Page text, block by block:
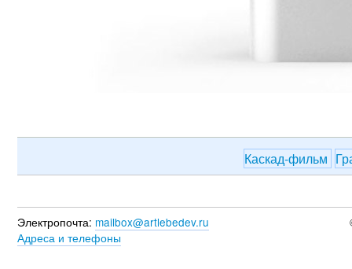
Каскад-фильм
Электропочта: mailbox@artlebedev.ru
Адреса и телефоны